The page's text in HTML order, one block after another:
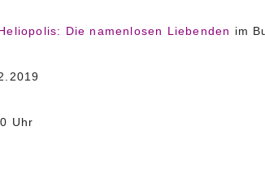
Die namenlosen Liebenden im
Uhr